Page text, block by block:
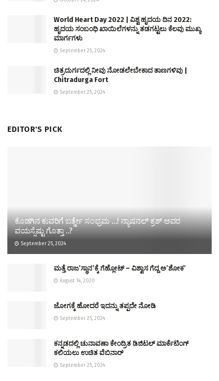
World Heart Day 2022 | ವಿಶ್ವ ಹೃದಯ ದಿನ 2022:
ಹೃದಯ ಸಂಬಂಧಿ ಖಾಯಿಲೆಗಳನ್ನು ತಡಗಟ್ಟಲು ಕೆಲವು ಮುಖ್ಯ
ಮಾರ್ಗಗಳು
September 25, 2024
ಚಿತ್ರದುರ್ಗದಲ್ಲಿ ನೀವು ನೋಡಲೇಬೇಕಾದ ತಾಣಗಳಿವು |
Chitradurga Fort
September 25, 2024
EDITOR'S PICK
ಕೊಡಗಿನ ಕುವರಿಗೆ ಬರ್ತ್ಡೇ ಸಂಭ್ರಮ …! ನ್ಯಾಷನಲ್ ಕ್ರಶ್ ಅವರ
ವಯಸ್ಸೆಷ್ಟು ಗೊತ್ತಾ ..?
September 25, 2024
ಮತ್ತೆ ರಾಜʼಸ್ಥಾನʼಕ್ಕೆ ಗೆಹ್ಲೋಟ್‌ – ವಿಶ್ವಾಸ ಗೆದ್ದ ಅʼಶೋಕʼ
August 14, 2020
ಜೋಗಕ್ಕೆ ಹೋದರೆ ಇದನ್ನು ತಪ್ಪದೇ ನೋಡಿ
September 25, 2024
ಕನ್ನಡದಲ್ಲಿ ಚುನಾವಣಾ ಕೇಂದ್ರಿತ ಡಿಜಿಟಲ್ ಮಾರ್ಕೆಟಿಂಗ್
ಕಲಿಯಲು ಉಚಿತ ವೆಬಿನಾರ್
September 25, 2024